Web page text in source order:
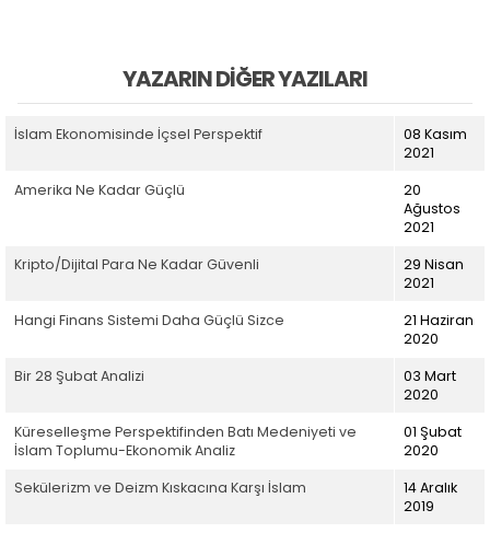
YAZARIN DIĞER YAZILARI
İslam Ekonomisinde İçsel Perspektif
08 Kasım
2021
Amerika Ne Kadar Güçlü
20
Ağustos
2021
Kripto/Dijital Para Ne Kadar Güvenli
29 Nisan
2021
Hangi Finans Sistemi Daha Güçlü Sizce
21 Haziran
2020
Bir 28 Şubat Analizi
03 Mart
2020
Küreselleşme Perspektifinden Batı Medeniyeti ve
İslam Toplumu-Ekonomik Analiz
01 Şubat
2020
Sekülerizm ve Deizm Kıskacına Karşı İslam
14 Aralık
2019